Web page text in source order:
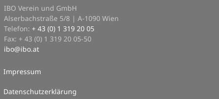
IBO Verein und GmbH
Alserbachstraße 5/8 | A-1090 Wien
Telefon: + 43 (0) 1 319 20 05
Fax: + 43 (0) 1 319 20 05-50
ibo@ibo.at
Impressum
Datenschutzerklärung